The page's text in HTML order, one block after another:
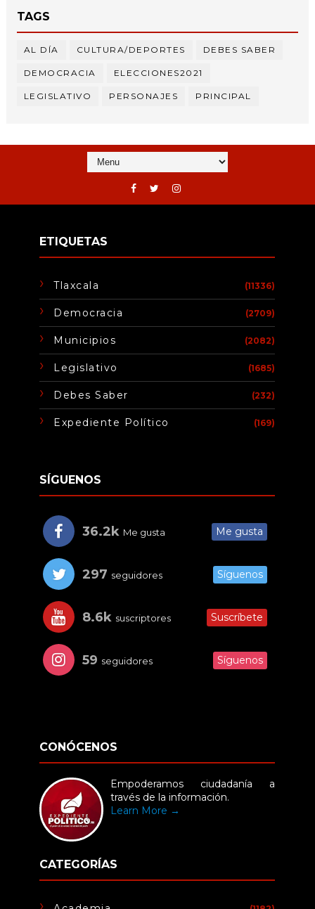
TAGS
AL DÍA CULTURA/DEPORTES DEBES SABER
DEMOCRACIA ELECCIONES2021
LEGISLATIVO PERSONAJES PRINCIPAL
ETIQUETAS
Tlaxcala (11336)
Democracia (2709)
Municipios (2082)
Legislativo (1685)
Debes Saber (232)
Expediente Político (169)
SÍGUENOS
36.2k Me gusta Me gusta
297 seguidores Síguenos
8.6k suscriptores Suscríbete
59 seguidores Síguenos
CONÓCENOS
Empoderamos ciudadanía a
través de la información.
Learn More →
CATEGORÍAS